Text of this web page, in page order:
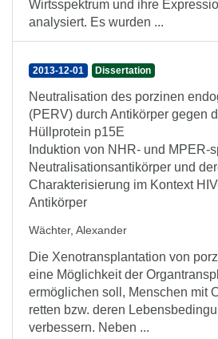
Wirtsspektrum und ihre
analysiert. Es wurden ...
2013-12-01 Dissertation
Neutralisation des porzinen
(PERV) durch Antikörper gegen
Hüllprotein p15E
Induktion von NHR- und MPER-
Neutralisationsantikörper und
Charakterisierung im Kontext
Antikörper
Wächter, Alexander
Die Xenotransplantation von
eine Möglichkeit der
ermöglichen soll, Menschen mit
retten bzw. deren
verbessern. Neben ...